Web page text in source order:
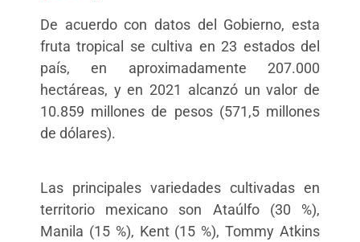
De acuerdo con datos del Gobierno, esta
fruta tropical se cultiva en 23 estados del
país, en aproximadamente 207.000
hectáreas, y en 2021 alcanzó un valor de
10.859 millones de pesos (571,5 millones
de dólares).
Las principales variedades cultivadas en
territorio mexicano son Ataúlfo (30 %),
Manila (15 %), Kent (15 %), Tommy Atkins